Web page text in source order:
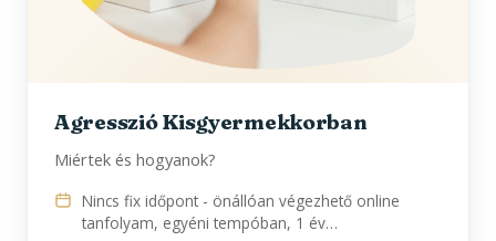
Agresszió Kisgyermekkorban
Miértek és hogyanok?
Nincs fix időpont - önállóan végezhető online
tanfolyam, egyéni tempóban, 1 év…